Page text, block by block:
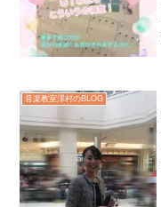
音楽教室澤村のBLOG